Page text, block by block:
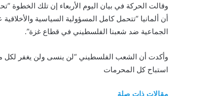
وقالت الحركة في بيان اليوم الأربعاء إن تلك
أن ألمانيا “تتحمل كامل المسؤولية السياسية
الجماعية ضد شعبنا الفلسطيني في قطاع غزة”.
وأكدت أن الشعب الفلسطيني “لن ينسى ولن يغفر لكل
استباح كل المحرمات
مقالات ذات صلة